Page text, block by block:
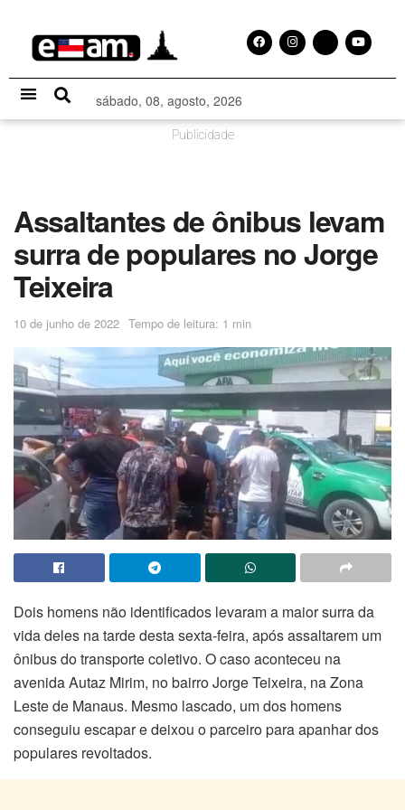
sábado, 08, agosto, 2026
Publicidade
Assaltantes de ônibus levam
surra de populares no Jorge
Teixeira
10 de junho de 2022 Tempo de leitura: 1 min
Dois homens não identificados levaram a maior surra da
vida deles na tarde desta sexta-feira, após assaltarem um
ônibus do transporte coletivo. O caso aconteceu na
avenida Autaz Mirim, no bairro Jorge Teixeira, na Zona
Leste de Manaus. Mesmo lascado, um dos homens
conseguiu escapar e deixou o parceiro para apanhar dos
populares revoltados.